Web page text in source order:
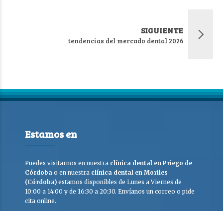
SIGUIENTE
tendencias del mercado dental 2026
Estamos en
Puedes visitarnos en nuestra clínica dental en Priego de
Córdoba o en nuestra clínica dental en Moriles
(Córdoba) estamos disponibles de Lunes a Viernes de
10:00 a 14:00 y de 16:30 a 20:30. Envíanos un correo o pide
cita online.